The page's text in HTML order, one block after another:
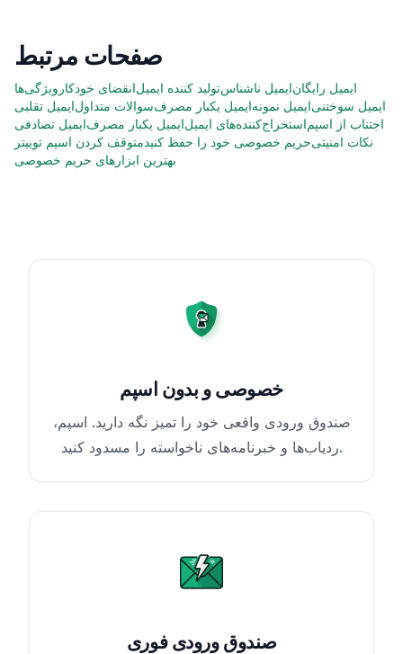
صفحات مرتبط
ویژگی‌ها انقضای خودکارتولید کننده ایمیلایمیل ناشناسایمیل رایگان
ایمیل تقلبیسوالات متداولایمیل یکبار مصرفایمیل نمونهایمیل سوختنی
ایمیل تصادفیایمیل یکبار مصرفاستخراج‌کننده‌های ایمیلاجتناب از اسپم
متوقف کردن اسپم توییترحریم خصوصی خود را حفظ کنیدنکات امنیتی
بهترین ابزارهای حریم خصوصی
خصوصی و بدون اسپم
صندوق ورودی واقعی خود را تمیز نگه دارید. اسپم،
ردیاب‌ها و خبرنامه‌های ناخواسته را مسدود کنید.
صندوق ورودی فوری